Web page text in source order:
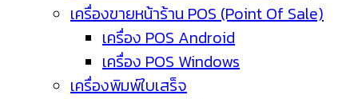
เครื่องขายหน้าร้าน POS (Point Of Sale)
เครื่อง POS Android
เครื่อง POS Windows
เครื่องพิมพ์ใบเสร็จ